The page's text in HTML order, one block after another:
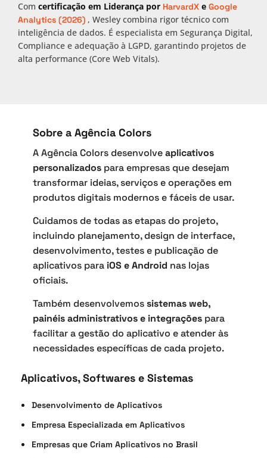
Com certificação em Liderança por HarvardX e Google
Analytics (2026) , Wesley combina rigor técnico com
inteligência de dados. É especialista em Segurança Digital,
Compliance e adequação à LGPD, garantindo projetos de
alta performance (Core Web Vitals).
Sobre a Agência Colors
A Agência Colors desenvolveaplicativos
personalizados para empresas que desejam
transformar ideias, serviços e operações em
produtos digitais modernos e fáceis de usar.
Cuidamos de todas as etapas do projeto,
incluindo planejamento, design de interface,
desenvolvimento, testes e publicação de
aplicativos para iOS e Android nas lojas
oficiais.
Também desenvolvemossistemas web,
painéis administrativos e integrações para
facilitar a gestão do aplicativo e atender às
necessidades específicas de cada projeto.
Aplicativos, Softwares e Sistemas
Desenvolvimento de Aplicativos
Empresa Especializada em Aplicativos
Empresas que Criam Aplicativos no Brasil